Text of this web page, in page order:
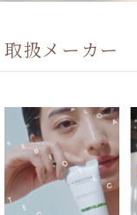
取扱メーカー